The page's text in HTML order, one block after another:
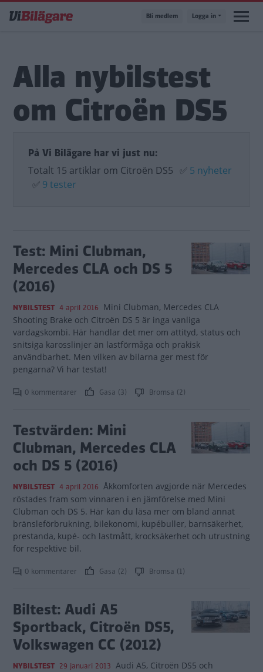
till
Bli medlem Logga in
Alla nybilstest
om Citroën DS5
På Vi Bilägare har vi just nu:
Totalt 15 artiklar om Citroën DS5 ✅ 5 nyheter
✅ 9 tester
Test: Mini Clubman,
Mercedes CLA och DS 5
(2016)
NYBILSTEST 4 april 2016 Mini Clubman, Mercedes CLA
Shooting Brake och Citroën DS 5 är inga vanliga
vardagskombi. Här handlar det mer om attityd, status och
snitsiga karosslinjer än lastförmåga och prakisk
användbarhet. Men vilken av bilarna ger mest för
pengarna? Vi har testat!
0 kommentarer Gasa (3) Bromsa (2)
Testvärden: Mini
Clubman, Mercedes CLA
och DS 5 (2016)
NYBILSTEST 4 april 2016 Åkkomforten avgjorde när Mercedes
röstades fram som vinnaren i en jämförelse med Mini
Clubman och DS 5. Här kan du läsa mer om bland annat
bränsleförbrukning, bilekonomi, kupébuller, barnsäkerhet,
prestanda, kupé- och lastmått, krocksäkerhet och utrustning
för respektive bil.
0 kommentarer Gasa (2) Bromsa (1)
Biltest: Audi A5
Sportback, Citroën DS5,
Volkswagen CC (2012)
NYBILSTEST 29 januari 2013 Audi A5, Citroën DS5 och